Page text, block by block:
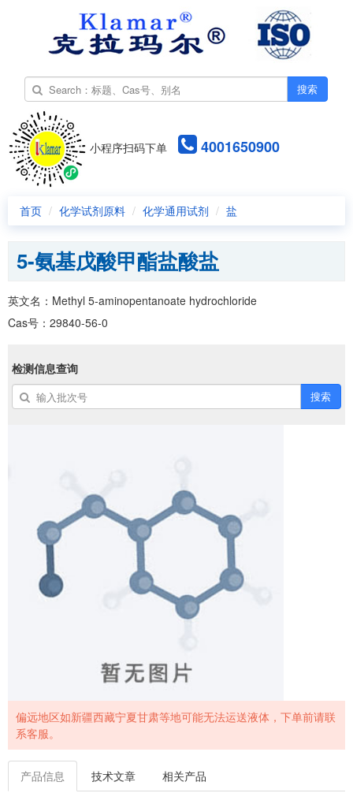
搜索
小程序扫码下单 4001650900
首页 化学试剂原料 化学通用试剂 盐
5-氨基戊酸甲酯盐酸盐
英文名：Methyl 5-aminopentanoate hydrochloride
Cas号：29840-56-0
检测信息查询
搜索
偏远地区如新疆西藏宁夏甘肃等地可能无法运送液体，下单前请联
系客服。
产品信息 技术文章 相关产品